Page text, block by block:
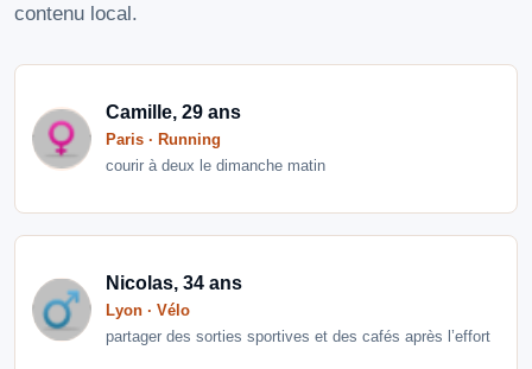
contenu local.
Camille, 29 ans
Paris · Running
courir à deux le dimanche matin
Nicolas, 34 ans
Lyon · Vélo
partager des sorties sportives et des cafés après l’effort